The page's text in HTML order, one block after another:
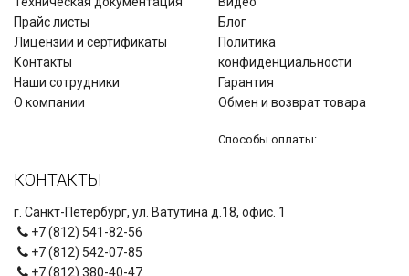
Прайс листы
Лицензии и сертификаты
Контакты
Наши сотрудники
О компании
Блог
Политика
конфиденциальности
Гарантия
Обмен и возврат товара
Способы оплаты:
КОНТАКТЫ
г. Санкт-Петербург, ул. Ватутина д.18, офис. 1
+7 (812) 541-82-56
+7 (812) 542-07-85
+7 (812) 380-40-47